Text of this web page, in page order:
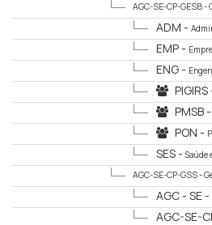
AGC-SE-CP-GESB -
ADM -
EMP -
ENG -
PIGIRS
PMSB -
PON -
SES - Saúde
AGC-SE-CP-GSS -
AGC - SE -
AGC-SE-